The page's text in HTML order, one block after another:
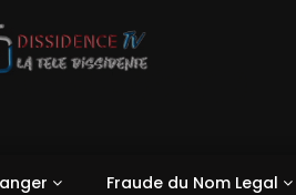
Fraude du Nom Legal